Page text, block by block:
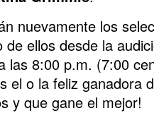
nuevamente los
ellos desde la
las 8:00 p.m. (7:00
el o la feliz ganadora
y que gane el mejor!